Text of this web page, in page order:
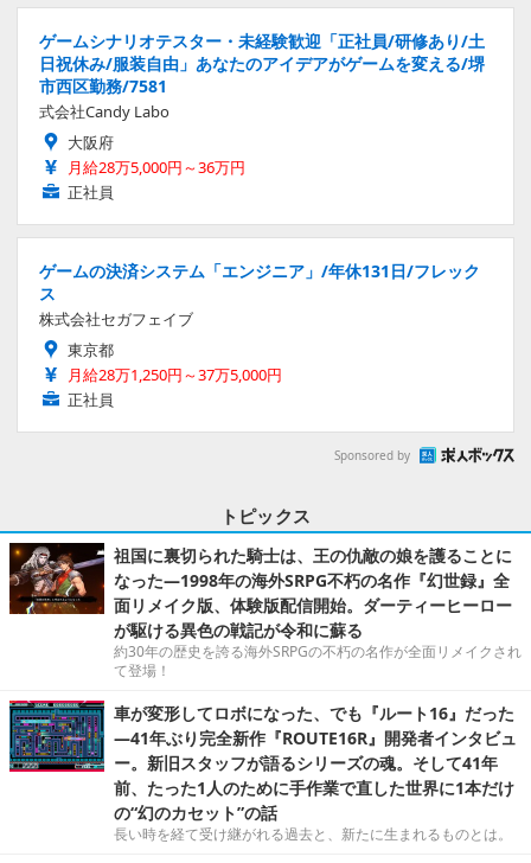
ゲームシナリオテスター・未経験歓迎「正社員/研修あり/土
日祝休み/服装自由」あなたのアイデアがゲームを変える/堺
市西区勤務/7581
式会社Candy Labo
大阪府
月給28万5,000円～36万円
正社員
ゲームの決済システム「エンジニア」/年休131日/フレック
ス
株式会社セガフェイブ
東京都
月給28万1,250円～37万5,000円
正社員
Sponsored by
トピックス
祖国に裏切られた騎士は、王の仇敵の娘を護ることに
なった―1998年の海外SRPG不朽の名作『幻世録』全
面リメイク版、体験版配信開始。ダーティーヒーロー
が駆ける異色の戦記が令和に蘇る
約30年の歴史を誇る海外SRPGの不朽の名作が全面リメイクされ
て登場！
車が変形してロボになった、でも『ルート16』だった
―41年ぶり完全新作『ROUTE16R』開発者インタビュ
ー。新旧スタッフが語るシリーズの魂。そして41年
前、たった1人のために手作業で直した世界に1本だけ
の“幻のカセット”の話
長い時を経て受け継がれる過去と、新たに生まれるものとは。